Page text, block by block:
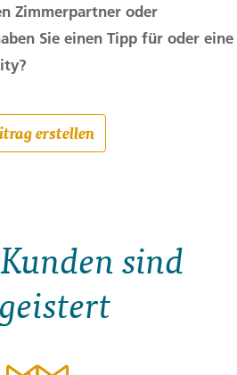
Zimmerpartner oder
Sie einen Tipp für oder eine
erstellen
sind